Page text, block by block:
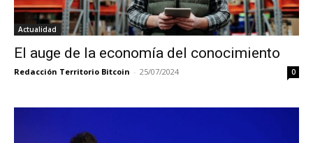
Actualidad
El auge de la economía del conocimiento
Redacción Territorio Bitcoin - 25/07/2024 0